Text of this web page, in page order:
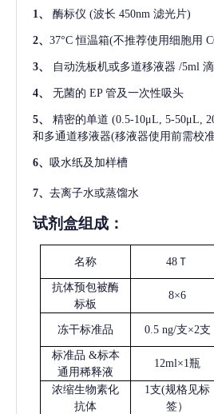
1、 酶标仪 (波长 450nm 滤光片)
2、 37°C 恒温箱(不推荐使用细胞用
3、 自动洗板机或多道移液器 /5ml
4、 无菌的 EP 管及一次性吸头
5、 精密的单道 (0.5-10μL, 5-50μL,
和多通道移液器(移液器使用前需校准
6、 吸水纸及加样槽
7、 去离子水或蒸馏水
试剂盒组成：
名称 48Ｔ
抗体预包被酶
标板
8×6
冻干标准品 0.5 ng/支×2支
标准品 &标本
通用稀释液
12ml×1瓶
浓缩生物素化
抗体
1支(规格见标
签）